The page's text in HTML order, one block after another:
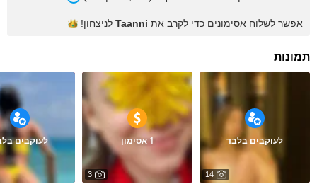
אפשר לשלוח אסימונים כדי לקרב את Taanni לניצחון!
תמונות
לעוקבים בלבד
14
1 אסימון
3
לעוקבים